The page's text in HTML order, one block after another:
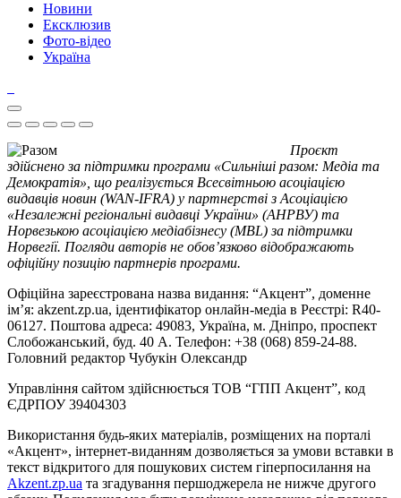
Новини
Ексклюзив
Фото-відео
Україна
Проєкт
здійснено за підтримки програми «Сильніші разом: Медіа та
Демократія», що реалізується Всесвітньою асоціацією
видавців новин (WAN-IFRA) у партнерстві з Асоціацією
«Незалежні регіональні видавці України» (АНРВУ) та
Норвезькою асоціацією медіабізнесу (MBL) за підтримки
Норвегії. Погляди авторів не обов’язково відображають
офіційну позицію партнерів програми.
Офіційна зареєстрована назва видання: “Акцент”, доменне
ім’я: akzent.zp.ua, ідентифікатор онлайн-медіа в Реєстрі: R40-
06127. Поштова адреса: 49083, Україна, м. Дніпро, проспект
Слобожанський, буд. 40 А. Телефон: +38 (068) 859-24-88.
Головний редактор Чубукін Олександр
Управління сайтом здійснюється ТОВ “ГПП Акцент”, код
ЄДРПОУ 39404303
Використання будь-яких матеріалів, розміщених на порталі
«Акцент», інтернет-виданням дозволяється за умови вставки в
текст відкритого для пошукових систем гіперпосилання на
Akzent.zp.ua та згадування першоджерела не нижче другого